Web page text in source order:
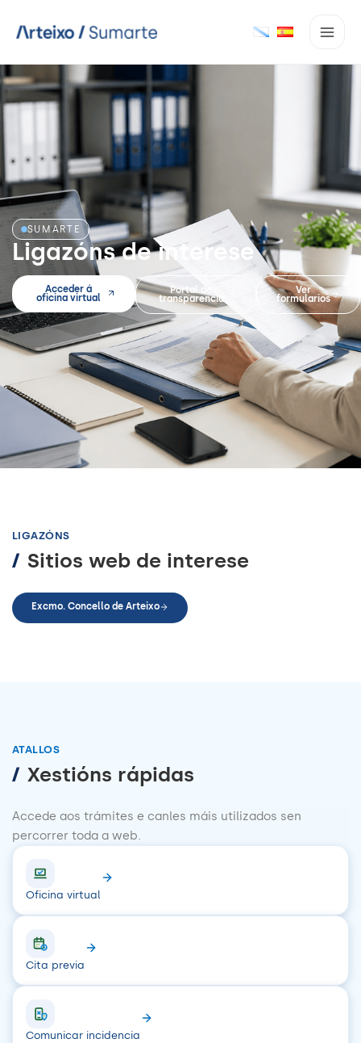
SUMARTE
Ligazóns de interese
Acceder á
oficina virtual
Portal de
transparencia
Ver
formularios
LIGAZÓNS
/ Sitios web de interese
Excmo. Concello de Arteixo
ATALLOS
/ Xestións rápidas
Accede aos trámites e canles máis utilizados sen
percorrer toda a web.
Oficina virtual
Cita previa
Comunicar incidencia